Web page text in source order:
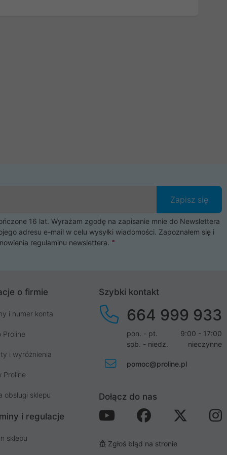
Zapisz się
16 lat. Wyrażam zgodę na zapisanie mnie do Newslettera
adresu e-mail w celu wysyłki wiadomości. Zapoznałem się i
regulaminu newslettera.
o firmie
i numer konta
Proline
i wyróżnienia
Proline
obsługi sklepu
i regulacje
sklepu
Szybki kontakt
664 999 933
pon. - pt.
9:00 - 17:00
sob. - niedz.
nieczynne
pomoc@proline.pl
Dołącz do nas
Zgłoś błąd na stronie